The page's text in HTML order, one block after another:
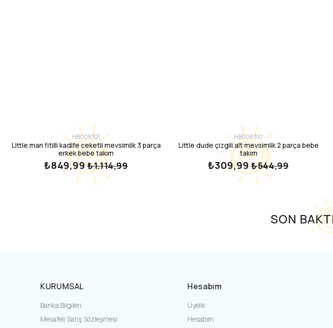
HB008321
Little man fitilli kadife ceketli mevsimlik 3 parça
erkek bebe takım
₺849,99₺1.114,99
HB008310
Little dude çizgili alt mevsimlik 2 parça bebe
takım
₺309,99₺544,99
SON
KURUMSAL
Banka Bilgileri
Mesafeli Satış Sözleşmesi
Hesabım
Üyelik
Hesabım